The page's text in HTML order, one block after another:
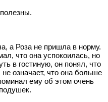
а Роза не пришла в норму.
что она успокоилась, но
в гостиную, он понял, что
означает, что она больше
ему об этом очень